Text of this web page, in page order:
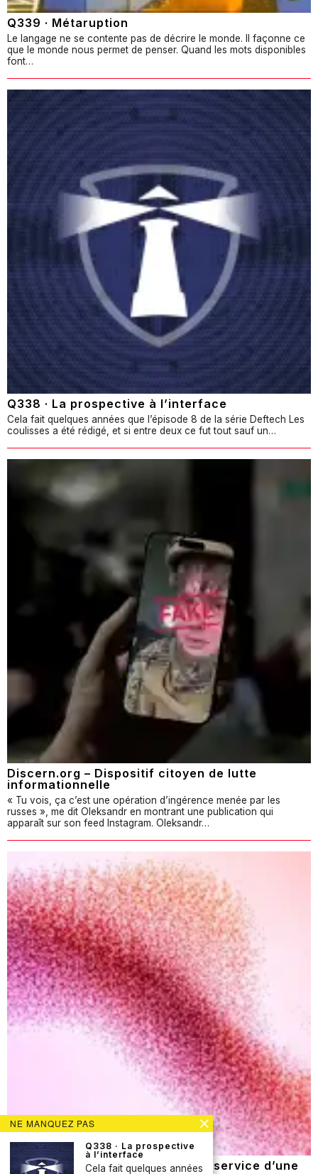
Q339 · Métaruption
Le langage ne se contente pas de décrire le monde. Il façonne ce
que le monde nous permet de penser. Quand les mots disponibles
font…
Q338 · La prospective à l’interface
Cela fait quelques années que l’épisode 8 de la série Deftech Les
coulisses a été rédigé, et si entre deux ce fut tout sauf un…
Discern.org – Dispositif citoyen de lutte
informationnelle
« Tu vois, ça c’est une opération d’ingérence menée par les
russes », me dit Oleksandr en montrant une publication qui
apparaît sur son feed Instagram. Oleksandr…
Q337 · Les contre-tendances au service d’une
NE MANQUEZ PAS
Q338 · La prospective
à l’interface
Cela fait quelques années